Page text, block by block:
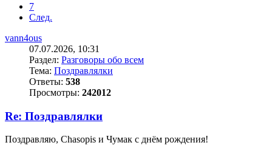
7
След.
vann4ous
07.07.2026, 10:31
Раздел: Разговоры обо всем
Тема: Поздравлялки
Ответы: 538
Просмотры: 242012
Re: Поздравлялки
Поздравляю, Chasopis и Чумак с днём рождения!